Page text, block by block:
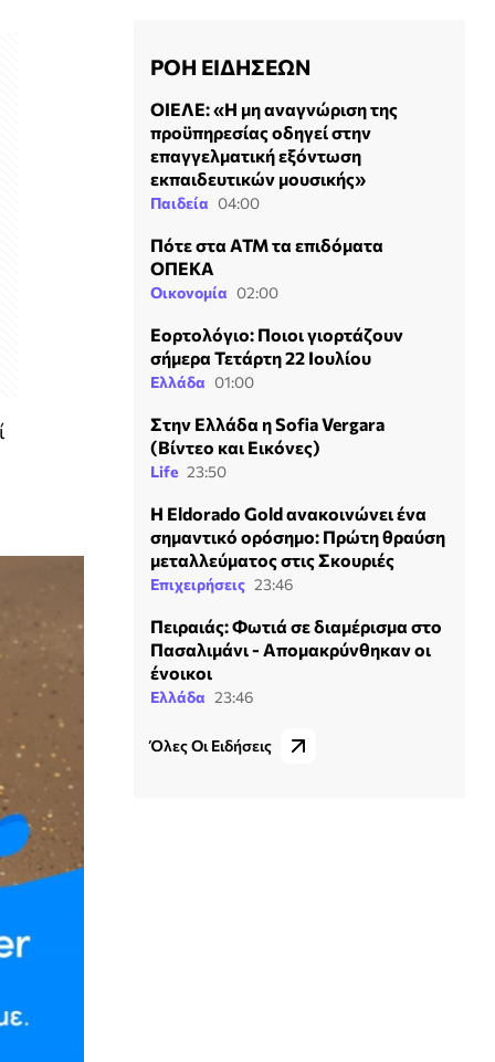
ΡΟΗ ΕΙΔΗΣΕΩΝ
ΟΙΕΛΕ: «Η μη αναγνώριση της
προϋπηρεσίας οδηγεί στην
επαγγελματική εξόντωση
εκπαιδευτικών μουσικής»
Παιδεία 04:00
Πότε στα ΑΤΜ τα επιδόματα
ΟΠΕΚΑ
Οικονομία 02:00
Εορτολόγιο: Ποιοι γιορτάζουν
σήμερα Τετάρτη 22 Ιουλίου
Ελλάδα 01:00
Στην Ελλάδα η Sofia Vergara
(Βίντεο και Εικόνες)
Life 23:50
Η Eldorado Gold ανακοινώνει ένα
σημαντικό ορόσημο: Πρώτη θραύση
μεταλλεύματος στις Σκουριές
Επιχειρήσεις 23:46
Πειραιάς: Φωτιά σε διαμέρισμα στο
Πασαλιμάνι - Απομακρύνθηκαν οι
ένοικοι
Ελλάδα 23:46
Όλες Οι Ειδήσεις